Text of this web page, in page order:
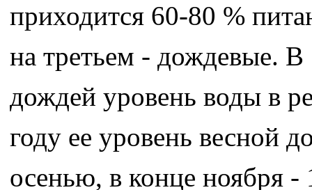
приходится 60-80 %
на третьем - дождевые.
дождей уровень воды в
году ее уровень весной
осенью, в конце ноября